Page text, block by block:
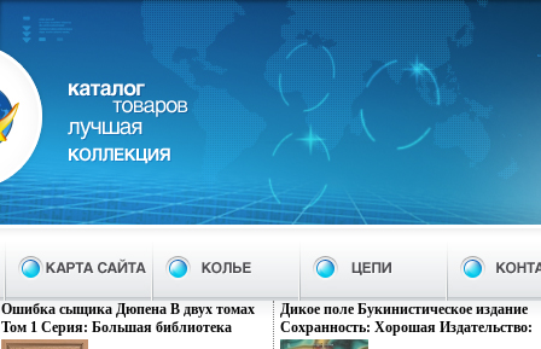
Ошибка сыщика Дюпена В двух томах
Том 1 Серия: Большая библиотека
приключений и научной фантастики
Дикое поле Букинистическое издание
Сохранность: Хорошая Издательство:
Советский писатель Москва, 1967 г